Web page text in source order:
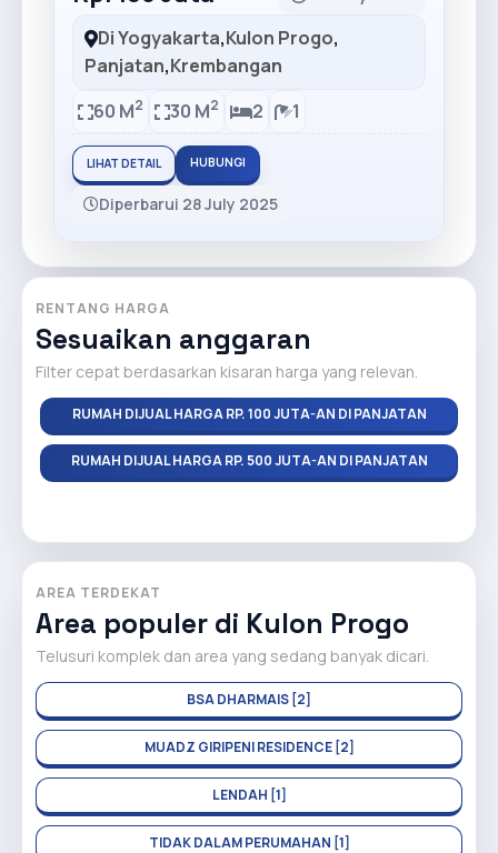
Di Yogyakarta,Kulon Progo,
Panjatan,Krembangan
60 M2 30 M2 2 1
LIHAT DETAIL HUBUNGI
Diperbarui 28 July 2025
RENTANG HARGA
Sesuaikan anggaran
Filter cepat berdasarkan kisaran harga yang relevan.
RUMAH DIJUAL HARGA RP. 100 JUTA-AN DI PANJATAN
RUMAH DIJUAL HARGA RP. 500 JUTA-AN DI PANJATAN
AREA TERDEKAT
Area populer di Kulon Progo
Telusuri komplek dan area yang sedang banyak dicari.
BSA DHARMAIS [2]
MUADZ GIRIPENI RESIDENCE [2]
LENDAH [1]
TIDAK DALAM PERUMAHAN [1]